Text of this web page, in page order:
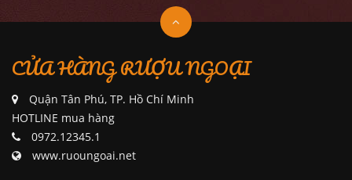
CỬA HÀNG RƯỢU NGOẠI
Quận Tân Phú, TP. Hồ Chí Minh
HOTLINE mua hàng
0972.12345.1
www.ruoungoai.net